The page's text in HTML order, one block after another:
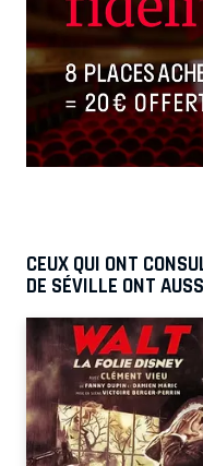
CEUX QUI ONT
DE SÉVILLE ONT